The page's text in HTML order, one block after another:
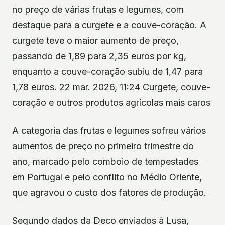
no preço de várias frutas e legumes, com
destaque para a curgete e a couve-coração. A
curgete teve o maior aumento de preço,
passando de 1,89 para 2,35 euros por kg,
enquanto a couve-coração subiu de 1,47 para
1,78 euros. 22 mar. 2026, 11:24 Curgete, couve-
coração e outros produtos agrícolas mais caros
A categoria das frutas e legumes sofreu vários
aumentos de preço no primeiro trimestre do
ano, marcado pelo comboio de tempestades
em Portugal e pelo conflito no Médio Oriente,
que agravou o custo dos fatores de produção.
Segundo dados da Deco enviados à Lusa,